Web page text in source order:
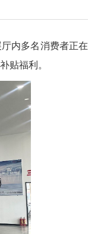
内多名消费者正在
贴福利。